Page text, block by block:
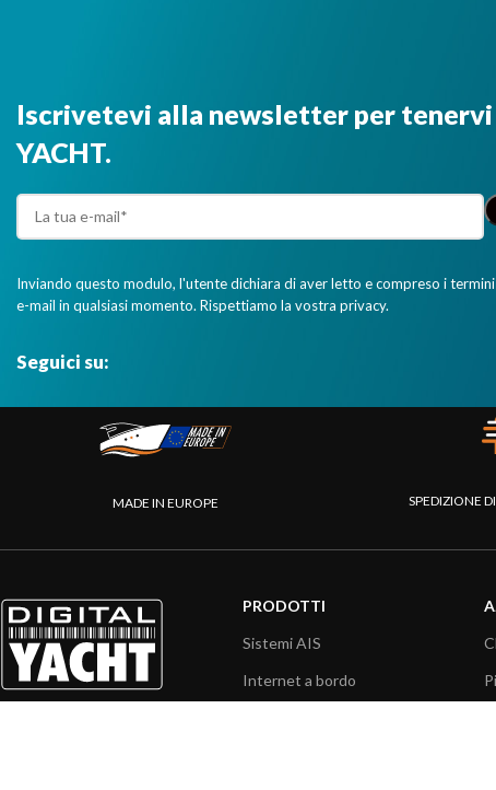
Iscrivetevi alla newsletter per
YACHT.
Inviando questo modulo, l'utente dichiara di aver letto e compreso i
e-mail in qualsiasi momento. Rispettiamo la vostra privacy.
Seguici su:
MADE IN EUROPE SPEDIZIONE
PRODOTTI
Sistemi AIS
Internet a bordo